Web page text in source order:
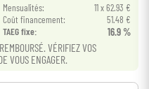
Mensualités:
11 x 62.93 €
Coût financement:
51.48 €
TAEG fixe: 16.9 %
VÉRIFIEZ VOS
VOUS ENGAGER.